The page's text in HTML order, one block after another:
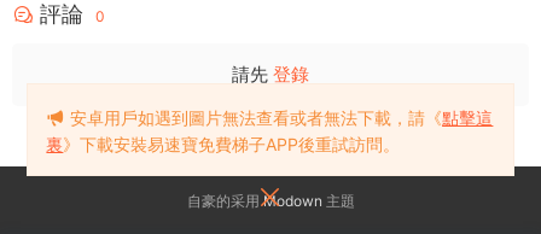
評論 0
請先 登錄
自豪的采用Modown 主題
安卓用戶如遇到圖片無法查看或者無法下載，請《點擊這
裏》下載安裝易速寶免費梯子APP後重試訪問。